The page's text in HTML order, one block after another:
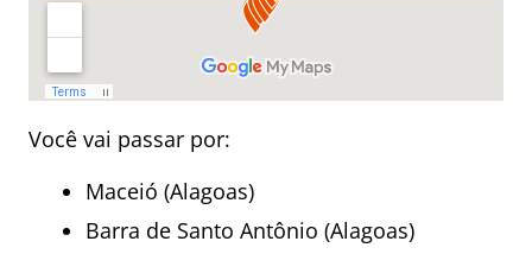
Você vai passar por:
Maceió (Alagoas)
Barra de Santo Antônio (Alagoas)